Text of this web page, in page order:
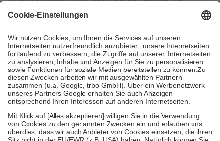
gesetzliche Krankenversicherung übernimmt in der Regel die
Kosten dafür, der Versicherte trägt einen Teil davon als Zuzahlung
Grundsätzlich leisten Mitglieder Zuzahlungen in Höhe von zehn
Prozent des Abgabepreises,mindestens jedochfünf Euround
höchstens zehn Euro.Es sind jedoch nie mehr als die tatsächlichen
Kosten der Leistung zu entrichten.
Diese Regeln gelten grundsätzlich auch für Online-Apotheken.
Bei Heilmitteln und häuslicher Krankenpflege beträgt die
Zuzahlung zehn Prozent der Kosten sowie zehn Euro je
Verordnung.
Um das Engagement der Versicherten für ihre eigene Gesundheit zu
stärken und die besondere Stellung der Familie zu unterstützen,